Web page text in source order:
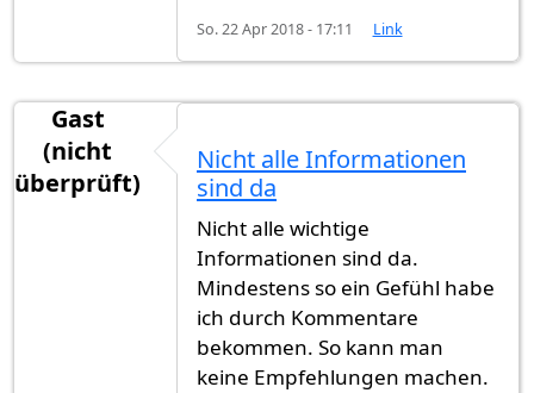
So. 22 Apr 2018 - 17:11 Link
Gast
(nicht
überprüft)
Nicht alle Informationen
sind da
Nicht alle wichtige
Informationen sind da.
Mindestens so ein Gefühl habe
ich durch Kommentare
bekommen. So kann man
keine Empfehlungen machen.